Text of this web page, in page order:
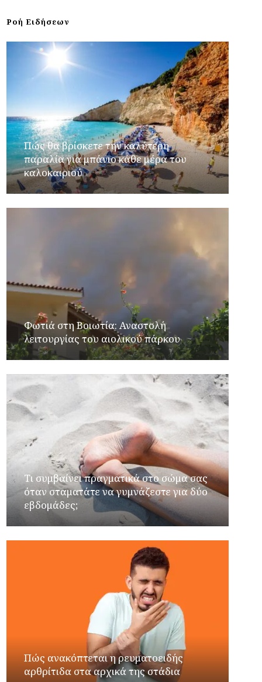
Ροή Ειδήσεων
Πώς θα βρίσκετε την καλύτερη
παραλία για μπάνιο κάθε μέρα του
καλοκαιριού
Φωτιά στη Βοιωτία: Αναστολή
λειτουργίας του αιολικού πάρκου
Τι συμβαίνει πραγματικά στο σώμα σας
όταν σταματάτε να γυμνάζεστε για δύο
εβδομάδες;
Πώς ανακόπτεται η ρευματοειδής
αρθρίτιδα στα αρχικά της στάδια